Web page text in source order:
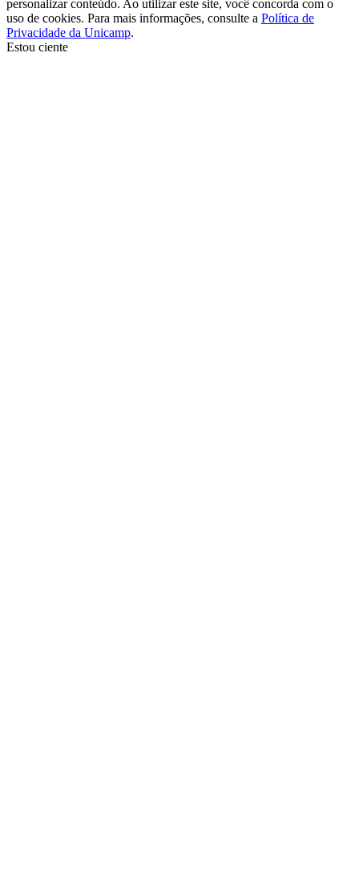
personalizar conteúdo. Ao utilizar este site, você concorda com o
uso de cookies. Para mais informações, consulte a Política de
Privacidade da Unicamp.
Estou ciente